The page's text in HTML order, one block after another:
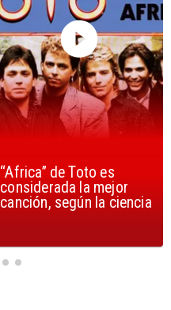
“Africa” de Toto es
considerada la mejor
canción, según la ciencia